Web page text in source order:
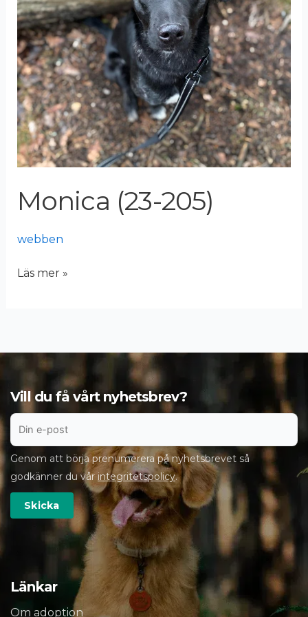
Monica (23-205)
webben
Läs mer »
Länkar
Om adoption
Vill du få vårt nyhetsbrev?
Genom att börja prenumerera på nyhetsbrevet så
godkänner du vår integritetspolicy.